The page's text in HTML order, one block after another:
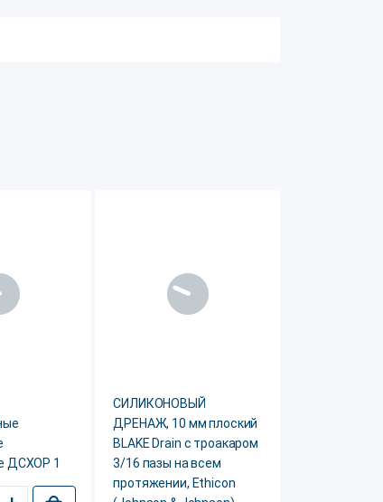
ДСХОР 1
СИЛИКОНОВЫЙ
ДРЕНАЖ, 10 мм плоский
BLAKE Drain с троакаром
3/16 пазы на всем
протяжении, Ethicon